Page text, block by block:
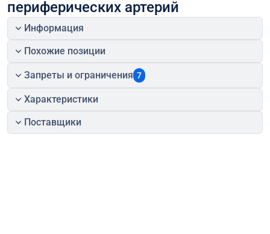
периферических артерий
Информация
Похожие позиции
Запреты и ограничения 7
Характеристики
Поставщики